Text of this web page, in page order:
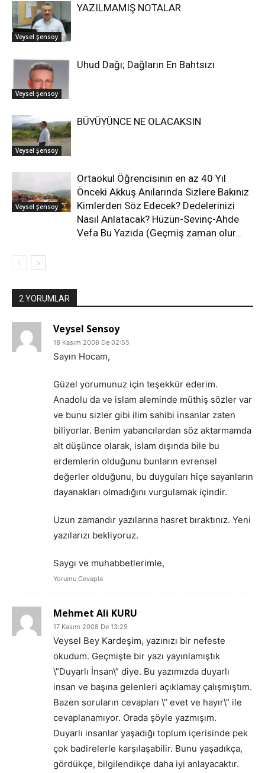
Veysel Şensoy
YAZILMAMIŞ NOTALAR
Veysel Şensoy
Uhud Dağı; Dağların En Bahtsızı
Veysel Şensoy
BÜYÜYÜNCE NE OLACAKSIN
Veysel Şensoy
Ortaokul Öğrencisinin en az 40 Yıl
Önceki Akkuş Anılarında Sizlere Bakınız
Kimlerden Söz Edecek? Dedelerinizi
Nasıl Anlatacak? Hüzün-Sevinç-Ahde
Vefa Bu Yazıda (Geçmiş zaman olur...
2 YORUMLAR
Veysel Sensoy
18 Kasım 2008 De 02:55
Sayın Hocam,
Güzel yorumunuz için teşekkür ederim.
Anadolu da ve islam aleminde müthiş sözler var
ve bunu sizler gibi ilim sahibi insanlar zaten
biliyorlar. Benim yabancılardan söz aktarmamda
alt düşünce olarak, islam dışında bile bu
erdemlerin olduğunu bunların evrensel
değerler olduğunu, bu duyguları hiçe sayanların
dayanakları olmadığını vurgulamak içindir.
Uzun zamandır yazılarına hasret bıraktınız. Yeni
yazılarızı bekliyoruz.
Saygı ve muhabbetlerimle,
Yorumu Cevapla
Mehmet Ali KURU
17 Kasım 2008 De 13:29
Veysel Bey Kardeşim, yazınızı bir nefeste
okudum. Geçmişte bir yazı yayınlamıştık
\”Duyarlı İnsan\” diye. Bu yazımızda duyarlı
insan ve başına gelenleri açıklamay çalışmıştım.
Bazen soruların cevapları \” evet ve hayır\” ile
cevaplanamıyor. Orada şöyle yazmışım.
Duyarlı insanlar yaşadığı toplum içerisinde pek
çok badirelerle karşılaşabilir. Bunu yaşadıkça,
gördükçe, bilgilendikçe daha iyi anlayacaktır.